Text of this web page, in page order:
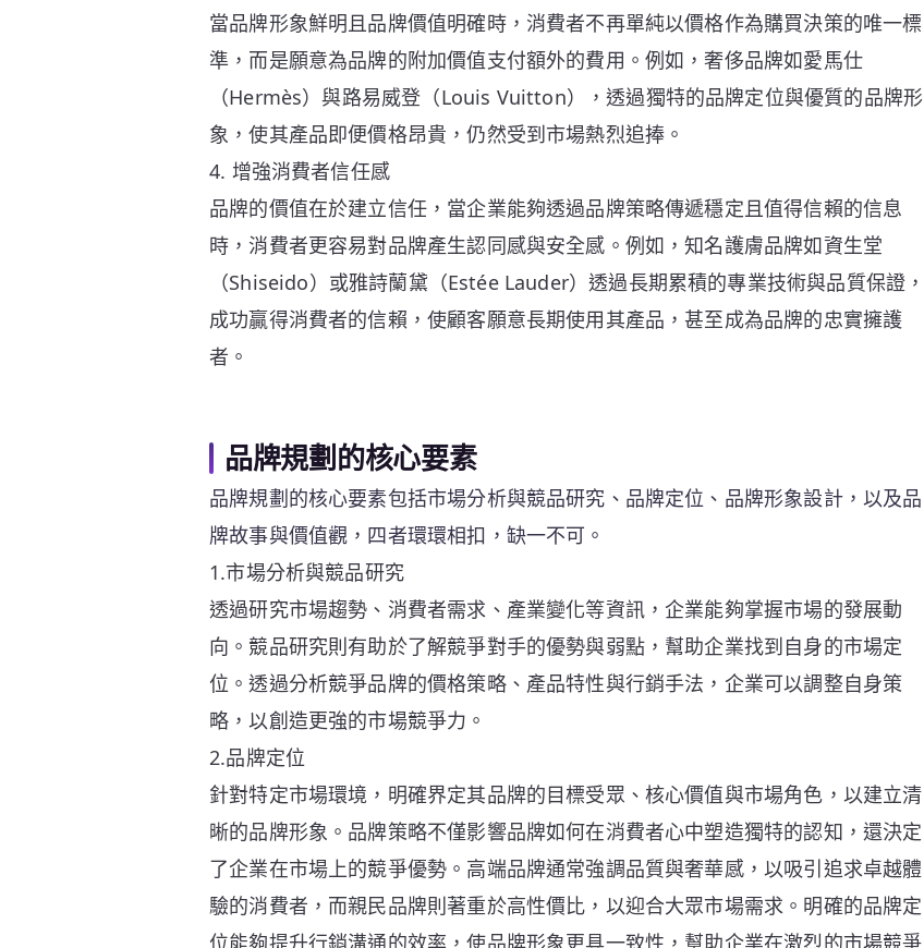
當品牌形象鮮明且品牌價值明確時，消費者不再單純以價格作為購買決策的唯一標
準，而是願意為品牌的附加價值支付額外的費用。例如，奢侈品牌如愛馬仕
（Hermès）與路易威登（Louis Vuitton），透過獨特的品牌定位與優質的品牌形
象，使其產品即便價格昂貴，仍然受到市場熱烈追捧。
4. 增強消費者信任感
品牌的價值在於建立信任，當企業能夠透過品牌策略傳遞穩定且值得信賴的信息
時，消費者更容易對品牌產生認同感與安全感。例如，知名護膚品牌如資生堂
（Shiseido）或雅詩蘭黛（Estée Lauder）透過長期累積的專業技術與品質保證，
成功贏得消費者的信賴，使顧客願意長期使用其產品，甚至成為品牌的忠實擁護
者。
品牌規劃的核心要素
品牌規劃的核心要素包括市場分析與競品研究、品牌定位、品牌形象設計，以及品
牌故事與價值觀，四者環環相扣，缺一不可。
1.市場分析與競品研究
透過研究市場趨勢、消費者需求、產業變化等資訊，企業能夠掌握市場的發展動
向。競品研究則有助於了解競爭對手的優勢與弱點，幫助企業找到自身的市場定
位。透過分析競爭品牌的價格策略、產品特性與行銷手法，企業可以調整自身策
略，以創造更強的市場競爭力。
2.品牌定位
針對特定市場環境，明確界定其品牌的目標受眾、核心價值與市場角色，以建立清
晰的品牌形象。品牌策略不僅影響品牌如何在消費者心中塑造獨特的認知，還決定
了企業在市場上的競爭優勢。高端品牌通常強調品質與奢華感，以吸引追求卓越體
驗的消費者，而親民品牌則著重於高性價比，以迎合大眾市場需求。明確的品牌定
位能夠提升行銷溝通的效率，使品牌形象更具一致性，幫助企業在激烈的市場競爭